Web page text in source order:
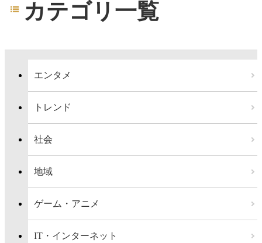
カテゴリ一覧
エンタメ
トレンド
社会
地域
ゲーム・アニメ
IT・インターネット